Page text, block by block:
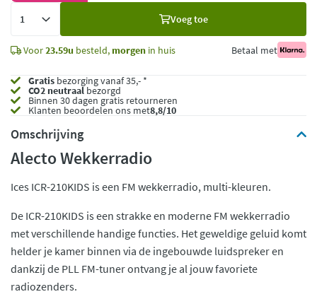
Voeg toe
Voor23.59u besteld, morgen in huis Betaal met
Gratis bezorging vanaf 35,- *
CO2 neutraalbezorgd
Binnen 30 dagen gratis retourneren
Klanten beoordelen ons met8,8/10
Omschrijving
Alecto Wekkerradio
Ices ICR-210KIDS is een FM wekkerradio, multi-kleuren.
De ICR-210KIDS is een strakke en moderne FM wekkerradio
met verschillende handige functies. Het geweldige geluid komt
helder je kamer binnen via de ingebouwde luidspreker en
dankzij de PLL FM-tuner ontvang je al jouw favoriete
radiozenders.